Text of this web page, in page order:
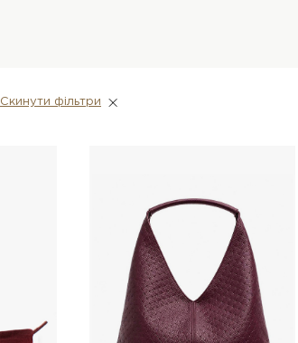
Скинути фiльтри